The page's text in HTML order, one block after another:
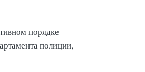
порядке
полиции,